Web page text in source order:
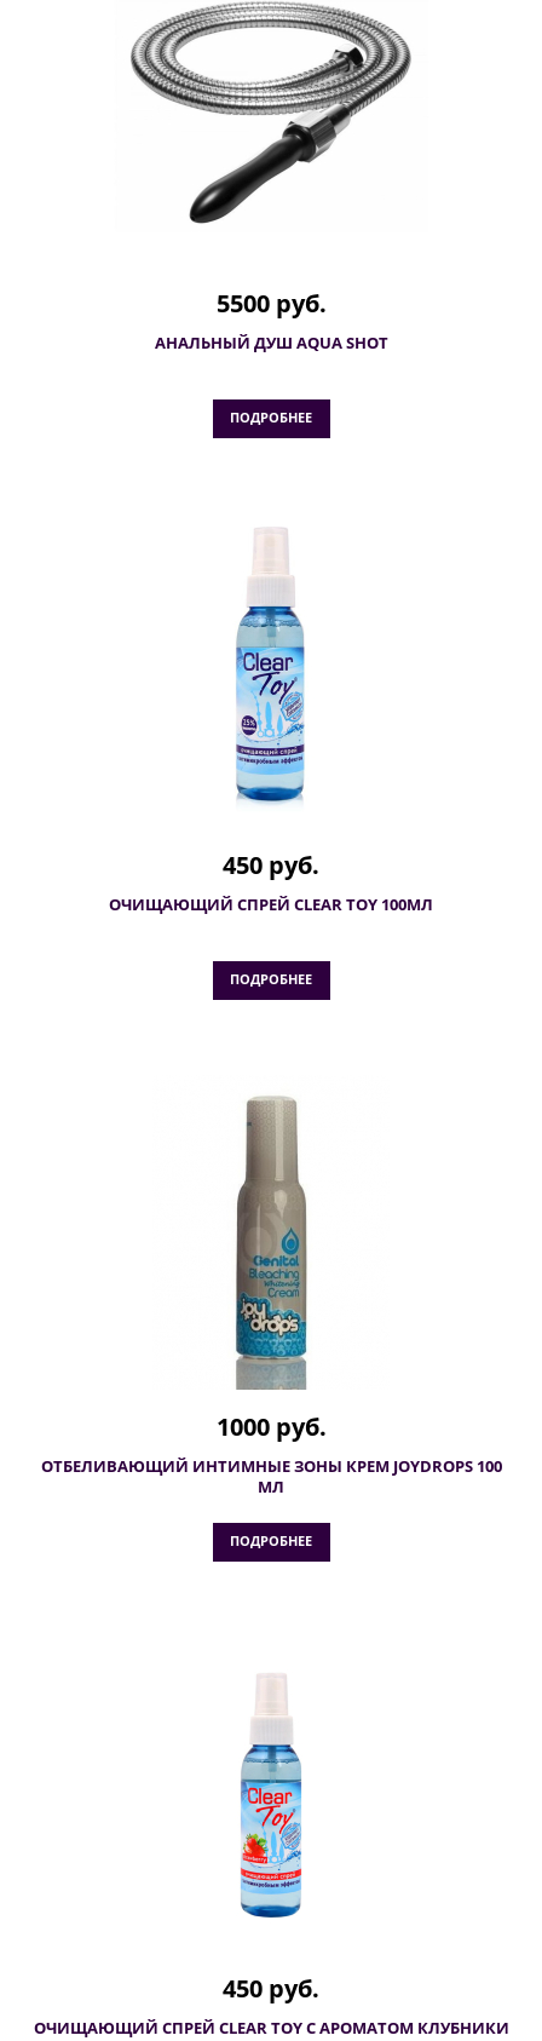
5500 руб.
АНАЛЬНЫЙ ДУШ AQUA SHOT
ПОДРОБНЕЕ
450 руб.
ОЧИЩАЮЩИЙ СПРЕЙ CLEAR TOY 100МЛ
ПОДРОБНЕЕ
1000 руб.
ОТБЕЛИВАЮЩИЙ ИНТИМНЫЕ ЗОНЫ КРЕМ JOYDROPS 100
МЛ
ПОДРОБНЕЕ
450 руб.
ОЧИЩАЮЩИЙ СПРЕЙ CLEAR TOY С АРОМАТОМ КЛУБНИКИ